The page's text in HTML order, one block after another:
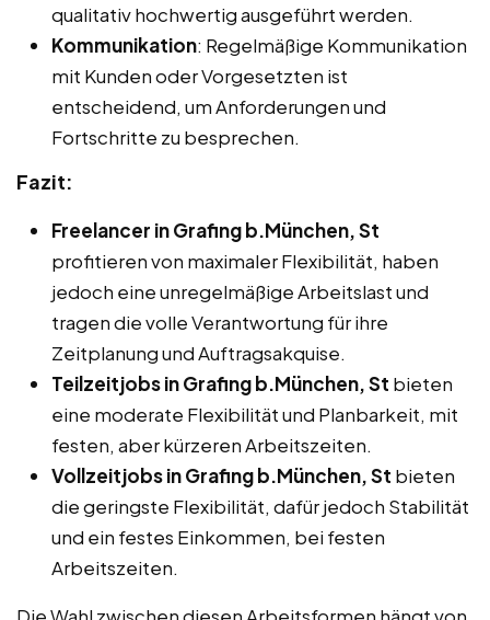
qualitativ hochwertig ausgeführt werden.
Kommunikation: Regelmäßige Kommunikation
mit Kunden oder Vorgesetzten ist
entscheidend, um Anforderungen und
Fortschritte zu besprechen.
Fazit:
Freelancer in Grafing b.München, St
profitieren von maximaler Flexibilität, haben
jedoch eine unregelmäßige Arbeitslast und
tragen die volle Verantwortung für ihre
Zeitplanung und Auftragsakquise.
Teilzeitjobs in Grafing b.München, St bieten
eine moderate Flexibilität und Planbarkeit, mit
festen, aber kürzeren Arbeitszeiten.
Vollzeitjobs in Grafing b.München, St bieten
die geringste Flexibilität, dafür jedoch Stabilität
und ein festes Einkommen, bei festen
Arbeitszeiten.